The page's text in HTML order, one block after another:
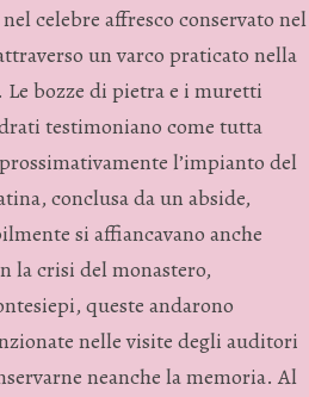
celebre affresco conservato nel
un varco praticato nella
bozze di pietra e i muretti
testimoniano come tutta
l’impianto del
conclusa da un abside,
si affiancavano anche
la crisi del monastero,
queste andarono
nelle visite degli auditori
neanche la memoria. Al